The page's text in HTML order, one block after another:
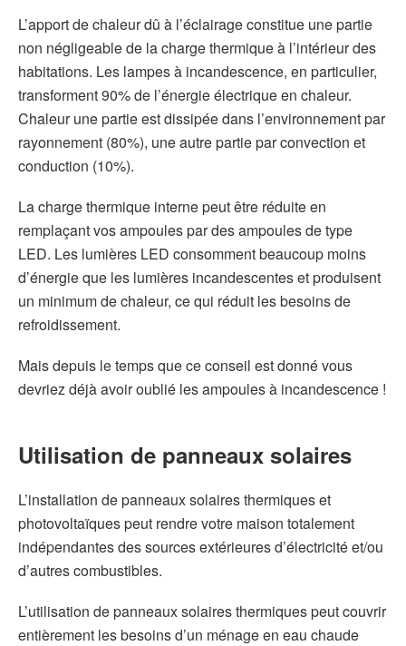
L’apport de chaleur dû à l’éclairage constitue une partie
non négligeable de la charge thermique à l’intérieur des
habitations. Les lampes à incandescence, en particulier,
transforment 90% de l’énergie électrique en chaleur.
Chaleur une partie est dissipée dans l’environnement par
rayonnement (80%), une autre partie par convection et
conduction (10%).
La charge thermique interne peut être réduite en
remplaçant vos ampoules par des ampoules de type
LED. Les lumières LED consomment beaucoup moins
d’énergie que les lumières incandescentes et produisent
un minimum de chaleur, ce qui réduit les besoins de
refroidissement.
Mais depuis le temps que ce conseil est donné vous
devriez déjà avoir oublié les ampoules à incandescence !
Utilisation de panneaux solaires
L’installation de panneaux solaires thermiques et
photovoltaïques peut rendre votre maison totalement
indépendantes des sources extérieures d’électricité et/ou
d’autres combustibles.
L’utilisation de panneaux solaires thermiques peut couvrir
entièrement les besoins d’un ménage en eau chaude